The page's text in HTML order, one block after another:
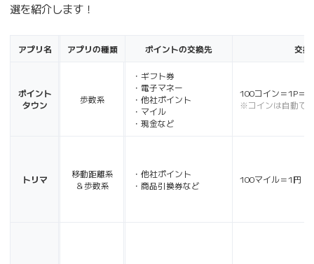
選を紹介します！
アプリ名 アプリの種類 ポイントの交換先 交換
ポイント
タウン
歩数系
・ギフト券
・電子マネー
・他社ポイント
・マイル
・現金など
100コイン＝1P＝1
※コインは自動で
トリマ
移動距離系
＆歩数系
・他社ポイント
・商品引換券など
100マイル＝1円